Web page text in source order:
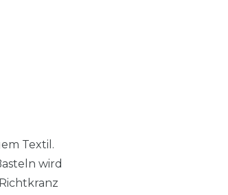
Textil.
wird